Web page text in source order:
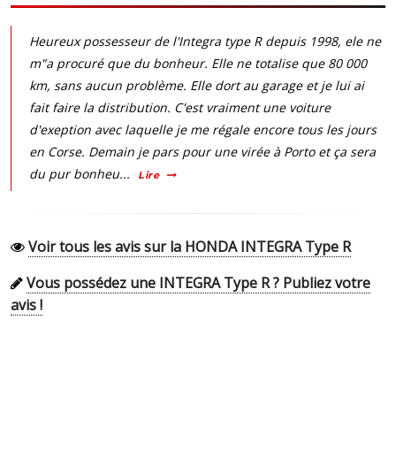
Heureux possesseur de l'Integra type R depuis 1998, ele ne
m"a procuré que du bonheur. Elle ne totalise que 80 000
km, sans aucun problème. Elle dort au garage et je lui ai
fait faire la distribution. C'est vraiment une voiture
d'exeption avec laquelle je me régale encore tous les jours
en Corse. Demain je pars pour une virée à Porto et ça sera
du pur bonheu...
Lire
Voir tous les avis sur la HONDA INTEGRA Type R
Vous possédez une INTEGRA Type R ? Publiez votre
avis !